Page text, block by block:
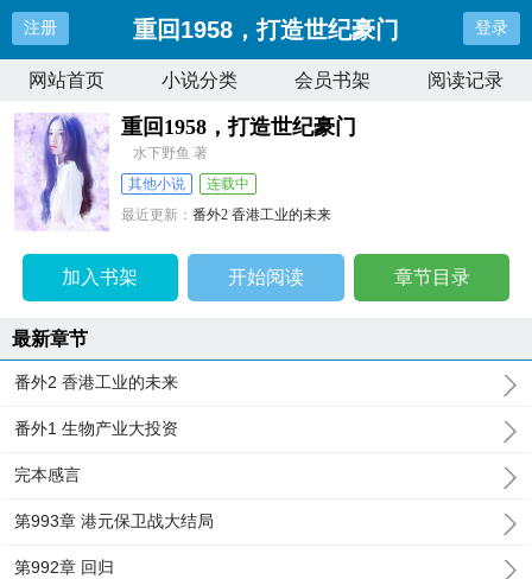
注册 重回1958，打造世纪豪门 登录
网站首页 小说分类 会员书架 阅读记录
重回1958，打造世纪豪门
水下野鱼 著
其他小说
连载中
最近更新：番外2 香港工业的未来
加入书架 开始阅读 章节目录
最新章节
番外2 香港工业的未来
番外1 生物产业大投资
完本感言
第993章 港元保卫战大结局
第992章 回归